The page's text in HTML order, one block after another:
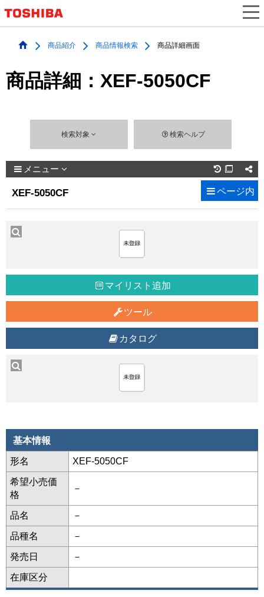
商品紹介 商品情報検索 商品詳細画面
商品詳細：XEF-5050CF
検索対象 検索ヘルプ
メニュー 
XEF-5050CF ページ内
マイリスト追加
ツール
カタログ
基本情報
形名 XEF-5050CF
希望小売価
格
－
品名 －
品種名 －
発売日 －
在庫区分